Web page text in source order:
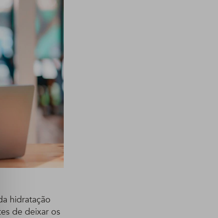
hidratação
de deixar os